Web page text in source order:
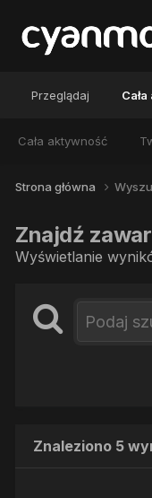
Przeglądaj
Cała aktywność
Strona główna
Znajdź
Wyświetlanie
Znaleziono 5